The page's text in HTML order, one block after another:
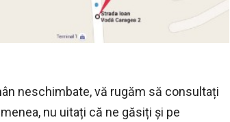
neschimbate, vă rugăm să consultați
nu uitați că ne găsiți și pe